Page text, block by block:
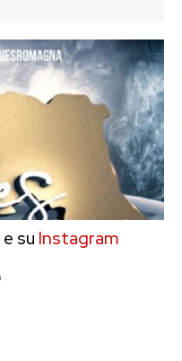
e su Instagram